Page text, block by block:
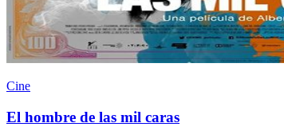
Cine
El hombre de las mil caras